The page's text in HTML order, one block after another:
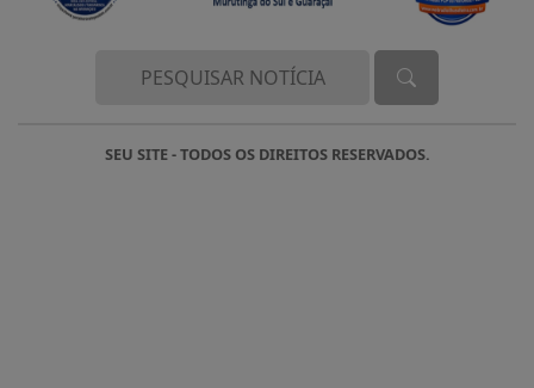
SEU SITE - TODOS OS DIREITOS RESERVADOS.